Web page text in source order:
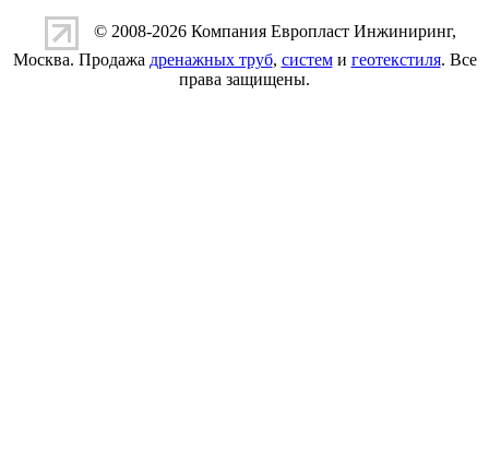
© 2008-2026 Компания Европласт Инжиниринг,
Москва. Продажа дренажных труб, системи геотекстиля. Все
права защищены.